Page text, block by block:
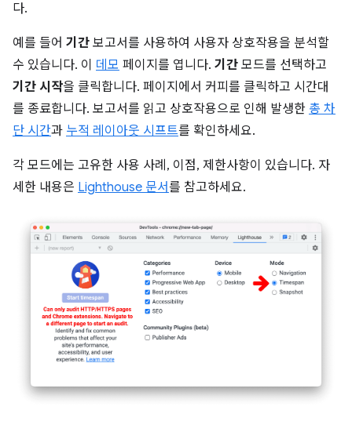
다.
예를 들어 기간 보고서를 사용하여 사용자 상호작용을 분석할
수 있습니다. 이 데모 페이지를 엽니다. 기간 모드를 선택하고
기간 시작을 클릭합니다. 페이지에서 커피를 클릭하고 시간대
를 종료합니다. 보고서를 읽고 상호작용으로 인해 발생한 총 차
단 시간과 누적 레이아웃 시프트를 확인하세요.
각 모드에는 고유한 사용 사례, 이점, 제한사항이 있습니다. 자
세한 내용은 Lighthouse 문서를 참고하세요.